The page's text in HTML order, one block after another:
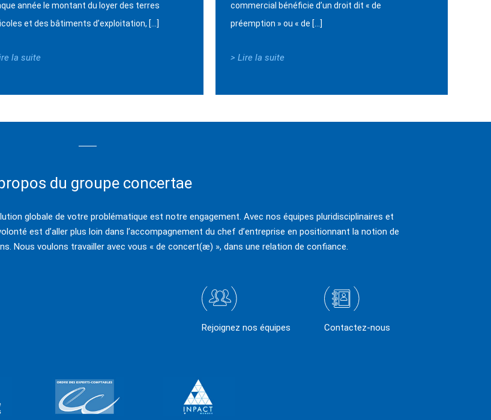
année le montant du loyer des terres
et des bâtiments d’exploitation, […]
la suite
commercial bénéficie d’un droit dit « de
préemption » ou « de […]
> Lire la suite
du groupe concertae
globale de votre problématique est notre engagement. Avec nos équipes pluridisciplinaires et
est d’aller plus loin dans l’accompagnement du chef d’entreprise en positionnant la notion de
Nous voulons travailler avec vous « de concert(æ) », dans une relation de confiance.
Rejoignez nos équipes Contactez-nous